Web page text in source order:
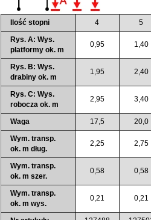
Ilość stopni 4 5
Rys. A: Wys.
platformy ok. m
0,95 1,40
Rys. B: Wys.
drabiny ok. m
1,95 2,40
Rys. C: Wys.
robocza ok. m
2,95 3,40
Waga 17,5 20,0
Wym. transp.
ok. m dług.
2,25 2,75
Wym. transp.
ok. m szer.
0,58 0,58
Wym. transp.
ok. m wys.
0,21 0,21